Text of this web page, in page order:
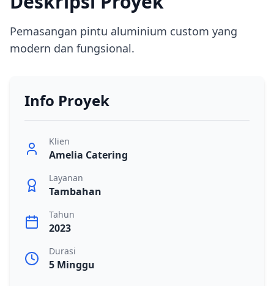
Pemasangan pintu aluminium custom yang
modern dan fungsional.
Info Proyek
Klien
Amelia Catering
Layanan
Tambahan
Tahun
2023
Durasi
5 Minggu